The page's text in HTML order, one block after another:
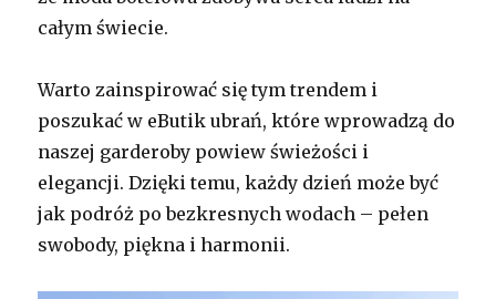
całym świecie.
Warto zainspirować się tym trendem i
poszukać w eButik ubrań, które wprowadzą do
naszej garderoby powiew świeżości i
elegancji. Dzięki temu, każdy dzień może być
jak podróż po bezkresnych wodach – pełen
swobody, piękna i harmonii.